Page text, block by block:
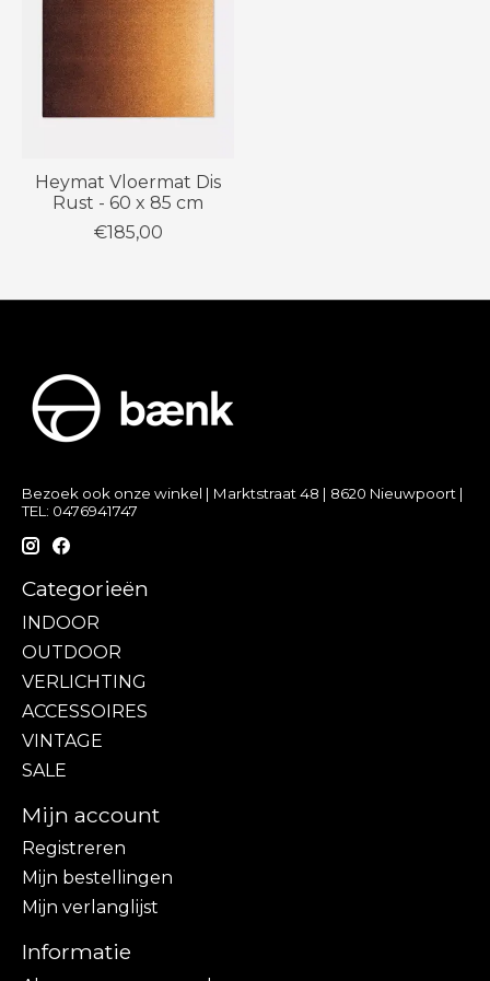
Heymat Vloermat Dis
Rust - 60 x 85 cm
€185,00
Bezoek ook onze winkel | Marktstraat 48 | 8620 Nieuwpoort |
TEL: 0476941747
Categorieën
INDOOR
OUTDOOR
VERLICHTING
ACCESSOIRES
VINTAGE
SALE
Mijn account
Registreren
Mijn bestellingen
Mijn verlanglijst
Informatie